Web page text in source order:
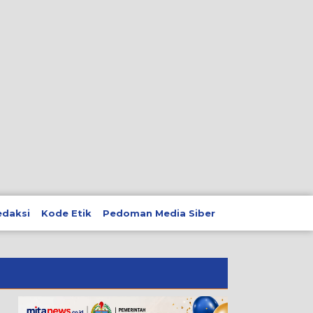
Kode Etik Pedoman Media Siber